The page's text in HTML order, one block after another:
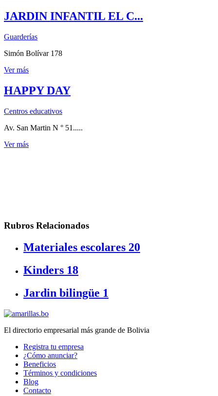
JARDIN INFANTIL EL C...
Guarderías
Simón Bolívar 178
Ver más
HAPPY DAY
Centros educativos
Av. San Martin N ° 51.....
Ver más
Rubros Relacionados
Materiales escolares 20
Kinders 18
Jardin bilingüe 1
El directorio empresarial más grande de Bolivia
Registra tu empresa
¿Cómo anunciar?
Beneficios
Términos y condiciones
Blog
Contacto